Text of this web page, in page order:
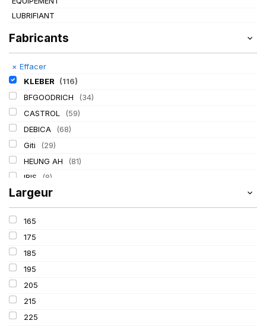
LUBRIFIANT
Fabricants
× Effacer
KLEBER
(116)
BFGOODRICH
(34)
CASTROL
(59)
DEBICA
(68)
Giti
(29)
HEUNG AH
(81)
IRIS
(8)
ITALMATIC
LASSA (174)
LING LONG
MICHELIN
MITAS
Mondolfo ferro
PIRELLI
PROMETEON
SCHRADER
Largeur
165
175
185
195
205
215
225